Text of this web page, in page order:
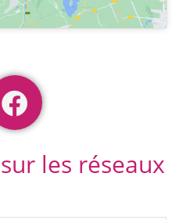
les réseaux